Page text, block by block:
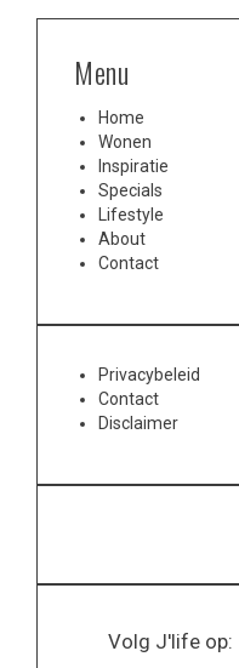
Menu
Home
Wonen
Inspiratie
Specials
Lifestyle
About
Contact
Privacybeleid
Contact
Disclaimer
Volg J'life op: